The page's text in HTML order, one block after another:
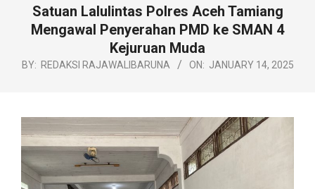
Satuan Lalulintas Polres Aceh Tamiang
Mengawal Penyerahan PMD ke SMAN 4
Kejuruan Muda
BY: REDAKSI RAJAWALIBARUNA ON: JANUARY 14, 2025